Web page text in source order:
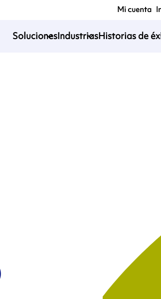
Mi cuenta
SolucionesIndustriasHistorias de